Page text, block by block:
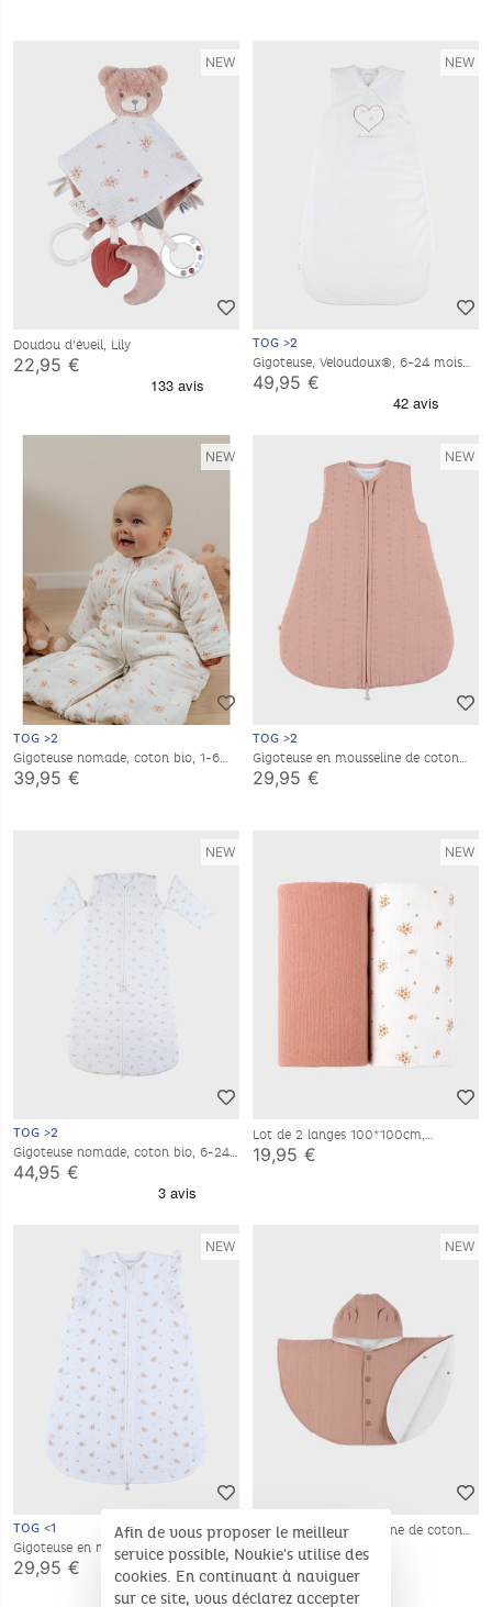
NEW
Doudou d’éveil, Lily
22,95 €
NEW
TOG >2
Gigoteuse, Veloudoux®, 6-24 mois
49,95 €
NEW
TOG >2
Gigoteuse nomade, coton bio, 1-6
mois
39,95 €
NEW
TOG >2
Gigoteuse en mousseline de coton
bio, 0-3 mois
29,95 €
NEW
TOG >2
Gigoteuse nomade, coton bio, 6-24
mois
44,95 €
NEW
Lot de 2 langes 100*100cm,
mousseline de coton bio
19,95 €
NEW
TOG <1
Gigoteuse en mousseline de coton
bio, 1-6 mois
29,95 €
NEW
Poncho bébé, mousseline de coton
39,95 €
Afin de vous proposer le meilleur
service possible, Noukie's utilise des
cookies. En continuant à naviguer
sur ce site, vous déclarez accepter